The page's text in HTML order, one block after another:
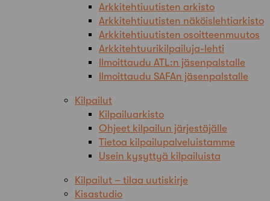
Arkkitehtiuutisten arkisto
Arkkitehtiuutisten näköislehtiarkisto
Arkkitehtiuutisten osoitteenmuutos
Arkkitehtuurikilpailuja-lehti
Ilmoittaudu ATL:n jäsenpalstalle
Ilmoittaudu SAFAn jäsenpalstalle
Kilpailut
Kilpailuarkisto
Ohjeet kilpailun järjestäjälle
Tietoa kilpailupalveluistamme
Usein kysyttyä kilpailuista
Kilpailut – tilaa uutiskirje
Kisastudio